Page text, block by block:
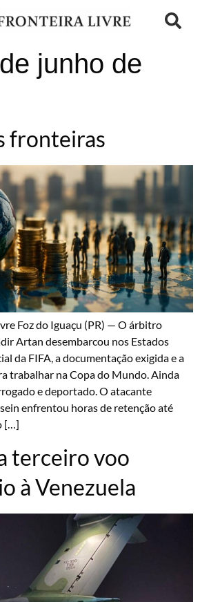
junho de
fronteiras
Foz do Iguaçu (PR) — O árbitro
Artan desembarcou nos Estados
da FIFA, a documentação exigida e a
trabalhar na Copa do Mundo. Ainda
e deportado. O atacante
enfrentou horas de retenção até
[…]
terceiro voo
à Venezuela